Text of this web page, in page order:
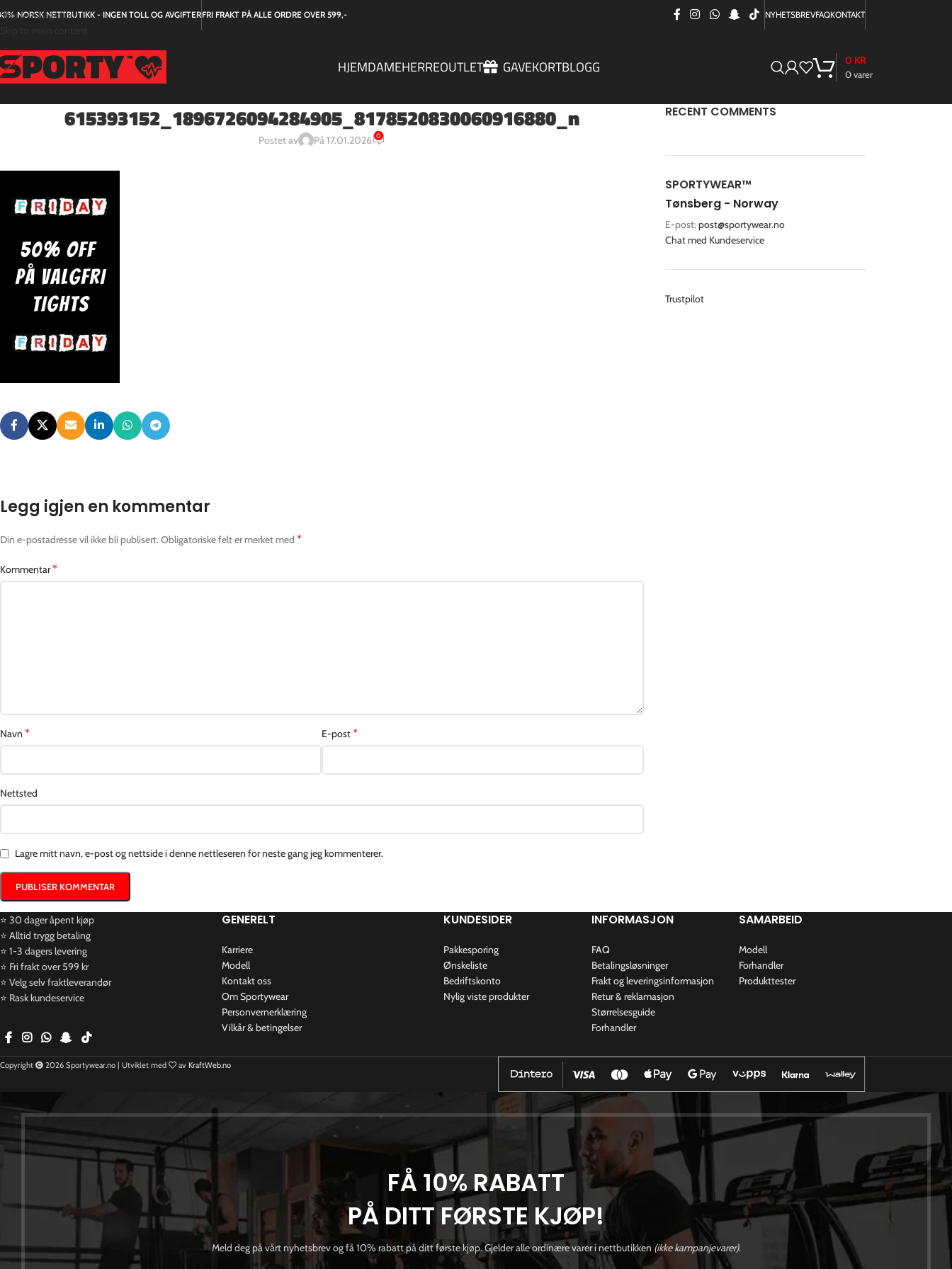
Skip to navigation
NORSK NETTBUTIKK - INGEN TOLL OG AVGIFTERFRI FRAKT PÅ ALLE ORDRE OVER 599,- NYHETSBREVFAQKONTAKT
HJEMDAMEHERREOUTLET GAVEKORTBLOGG 0varer
0 KR
615393152_1896726094284905_8178520830060916880_n
Postet av På 17.01.2026 0
Legg igjen en kommentar
Din e-postadresse vil ikke bli publisert. Obligatoriske felt er merket med *
Kommentar*
Navn * E-post*
Nettsted
Lagre mitt navn, e-post og nettside i denne nettleseren for neste gang jeg kommenterer.
RECENT COMMENTS
SPORTYWEAR™
Tønsberg - Norway
E-post:post@sportywear.no
Chat med Kundeservice
Trustpilot
⭐ 30 dager åpent kjøp
⭐ Alltid trygg betaling
⭐ 1-3 dagers levering
⭐ Fri frakt over 599 kr
⭐ Velg selv fraktleverandør
⭐ Rask kundeservice
GENERELT
Karriere
Modell
Kontakt oss
Om Sportywear
Personvernerklæring​
Vilkår & betingelser
KUNDESIDER
Pakkesporing
Ønskeliste
Bedriftskonto
Nylig viste produkter
INFORMASJON
FAQ
Betalingsløsninger
Frakt og leveringsinformasjon
Retur & reklamasjon
Størrelsesguide
Forhandler
SAMARBEID
Modell
Forhandler
Produkttester
Copyright 2026 Sportywear.no | Utviklet med av KraftWeb.no
FÅ 10% RABATT
PÅ DITT FØRSTE KJØP!
Meld deg på vårt nyhetsbrev og få 10% rabatt på ditt første kjøp. Gjelder alle ordinære varer i nettbutikken (ikke kampanjevarer).